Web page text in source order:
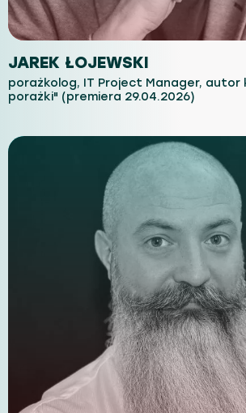
JAREK ŁOJEWSKI
porażkolog, IT Project Manager, autor
porażki" (premiera 29.04.2026)